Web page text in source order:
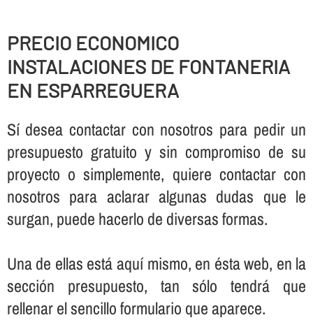
PRECIO ECONOMICO
INSTALACIONES DE FONTANERIA
EN ESPARREGUERA
Sí­ desea contactar con nosotros para pedir un
presupuesto gratuito y sin compromiso de su
proyecto o simplemente, quiere contactar con
nosotros para aclarar algunas dudas que le
surgan, puede hacerlo de diversas formas.
Una de ellas está aquí­ mismo, en ésta web, en la
sección presupuesto, tan sólo tendrá que
rellenar el sencillo formulario que aparece.